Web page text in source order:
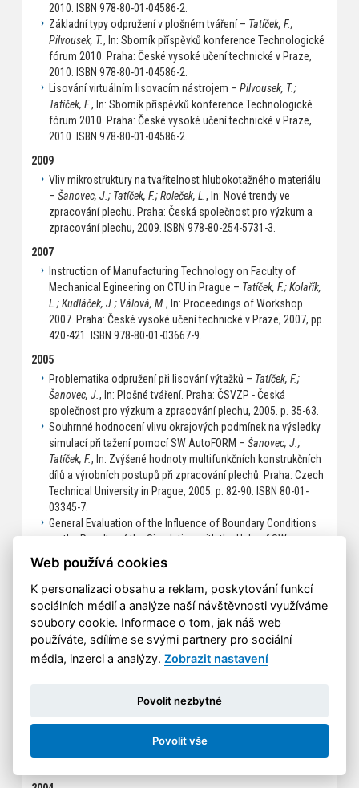
2010. ISBN 978-80-01-04586-2.
Základní typy odpružení v plošném tváření – Tatíček, F.;
Pilvousek, T., In: Sborník příspěvků konference Technologické
fórum 2010. Praha: České vysoké učení technické v Praze,
2010. ISBN 978-80-01-04586-2.
Lisování virtuálním lisovacím nástrojem – Pilvousek, T.;
Tatíček, F., In: Sborník příspěvků konference Technologické
fórum 2010. Praha: České vysoké učení technické v Praze,
2010. ISBN 978-80-01-04586-2.
2009
Vliv mikrostruktury na tvařitelnost hlubokotažného materiálu
– Šanovec, J.; Tatíček, F.; Roleček, L. , In: Nové trendy ve
zpracování plechu. Praha: Česká společnost pro výzkum a
zpracování plechu, 2009. ISBN 978-80-254-5731-3.
2007
Instruction of Manufacturing Technology on Faculty of
Mechanical Egineering on CTU in Prague – Tatíček, F.; Kolařík,
L.; Kudláček, J.; Válová, M., In: Proceedings of Workshop
2007. Praha: České vysoké učení technické v Praze, 2007, pp.
420-421. ISBN 978-80-01-03667-9.
2005
Problematika odpružení při lisování výtažků – Tatíček, F.;
Šanovec, J. , In: Plošné tváření. Praha: ČSVZP - Česká
společnost pro výzkum a zpracování plechu, 2005. p. 35-63.
Souhrnné hodnocení vlivu okrajových podmínek na výsledky
simulací při tažení pomocí SW AutoFORM – Šanovec, J.;
Tatíček, F., In: Zvýšené hodnoty multifunkčních konstrukčních
dílů a výrobních postupů při zpracování plechů. Praha: Czech
Technical University in Prague, 2005. p. 82-90. ISBN 80-01-
03345-7.
General Evaluation of the Influence of Boundary Conditions
on the Results of the Simulation with the Help of SW
AutoFORM – Šanovec, J.; Tatíček, F.
Bratislava: Vydavatel'stvo STU, 2005. pp. 169. ISBN 80-227-
2286-3.
General Evaluation of the Influence of Boundary Conditions
on the Results of the Simulation with the Help of SW
AutoFORM –Šanovec, J.; Tatíček, F., In: CO-MAT-TECH 2005.
Trnava: STU v Bratislave, MtF, 2005. p. 1111-1119. ISBN 80-227-
2286-3.
M.; Tatíček, F.; Čermák, J., In: CO-MAT-TECH 2005. Bratislava:
M.; Tatíček, F.; Čermák, J. , In: CO-MAT-TECH 2005. Bratislava:
Web používá cookies
K personalizaci obsahu a reklam, poskytování funkcí
sociálních médií a analýze naší návštěvnosti využíváme
soubory cookie. Informace o tom, jak náš web
používáte, sdílíme se svými partnery pro sociální
média, inzerci a analýzy.Zobrazit nastavení
Povolit nezbytné
Povolit vše